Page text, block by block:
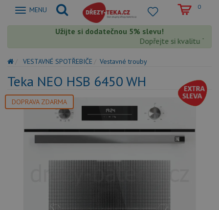
Zobrazit
MENU 0
Užijte si dodatečnou 5% slevu!
Dopřejte si kvalitu
VESTAVNÉ SPOTŘEBIČE Vestavné trouby
Teka NEO HSB 6450 WH
DOPRAVA ZDARMA